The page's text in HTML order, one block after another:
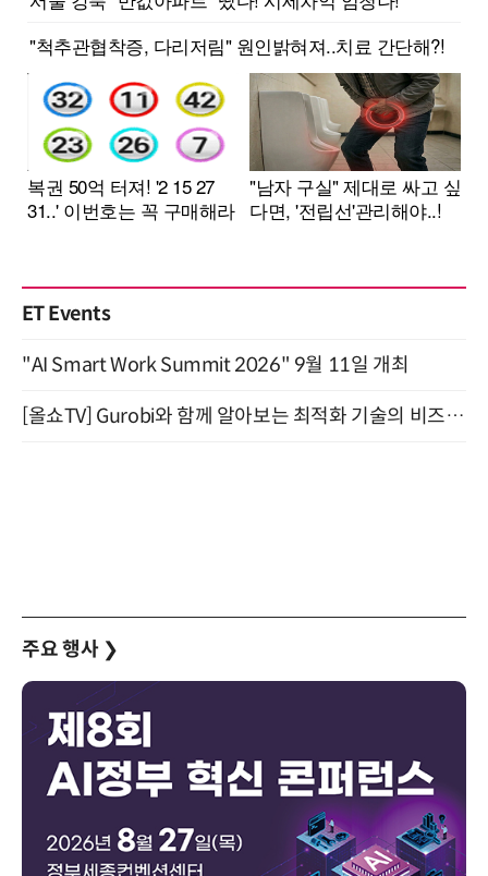
ET Events
"AI Smart Work Summit 2026" 9월 11일 개최
[올쇼TV] Gurobi와 함께 알아보는 최적화 기술의 비즈니스 활용 (8월 20일 생방송)
주요 행사 ❯